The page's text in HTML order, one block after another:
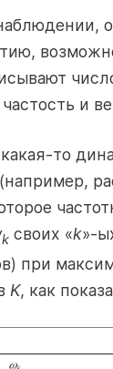
и
то
k своих «k»-
при
K, как